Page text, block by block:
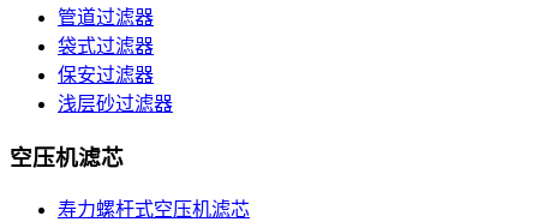
管道过滤器
袋式过滤器
保安过滤器
浅层砂过滤器
空压机滤芯
寿力螺杆式空压机滤芯